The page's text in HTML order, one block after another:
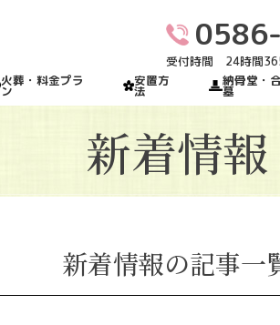
受付時間 24時間
火葬・料金プラ
ン
安置方
法
納骨堂・
墓
新着情報
新着情報の記事一